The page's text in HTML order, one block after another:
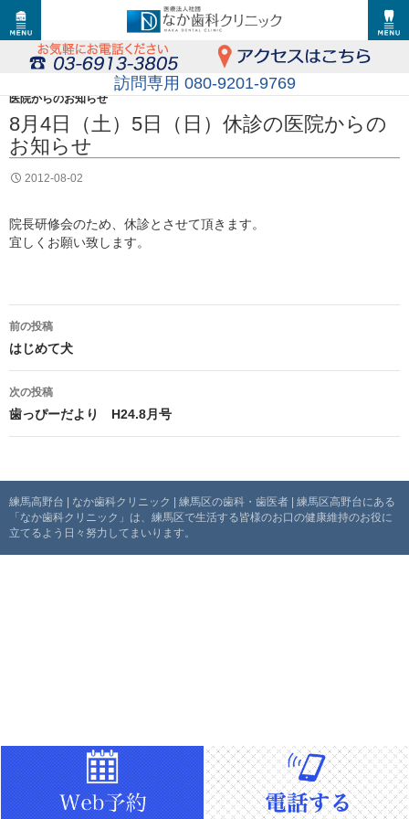
訪問専用 080-9201-9769
医院からのお知らせ
8月4日（土）5日（日）休診の医院からの
お知らせ
2012-08-02
院長研修会のため、休診とさせて頂きます。
宜しくお願い致します。
投
稿
ナ
ビ
ー
シ
前の投稿
はじめて犬
次の投稿
歯っぴーだより H24.8月号
練馬高野台 | なか歯科クリニック | 練馬区の歯科・歯医者 | 練馬区高野台にある
「なか歯科クリニック」は、練馬区で生活する皆様のお口の健康維持のお役に
立てるよう日々努力してまいります。